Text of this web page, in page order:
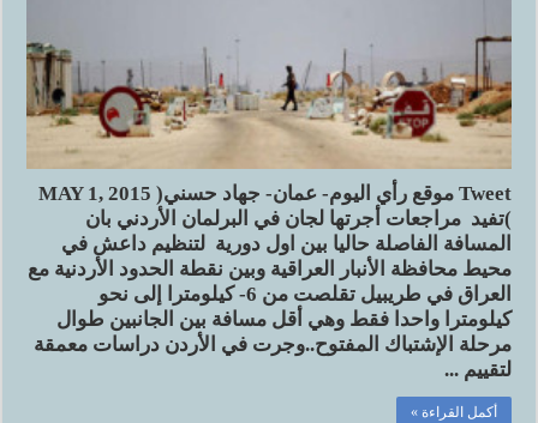
Tweet موقع رأي اليوم- عمان- جهاد حسني( MAY 1, 2015
)تفيد مراجعات أجرتها لجان في البرلمان الأردني بان
المسافة الفاصلة حاليا بين اول دورية لتنظيم داعش في
محيط محافظة الأنبار العراقية وبين نقطة الحدود الأردنية مع
العراق في طريبيل تقلصت من 6- كيلومترا إلى نحو
كيلومترا واحدا فقط وهي أقل مسافة بين الجانبين طوال
مرحلة الإشتباك المفتوح..وجرت في الأردن دراسات معمقة
لتقييم ...
أكمل القراءة »